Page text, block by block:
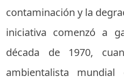
contaminación y la
iniciativa comenzó a
década de 1970,
ambientalista